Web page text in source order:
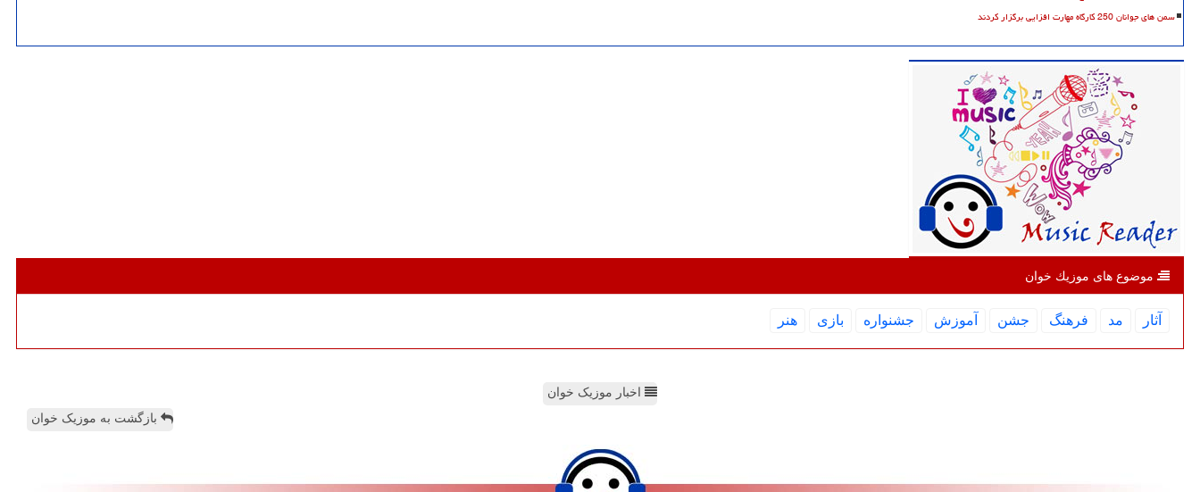
سمن های جوانان 250 کارگاه مهارت افزایی برگزار کردند
موضوع های موزیك خوان
آثار مد فرهنگ جشن آموزش جشنواره بازی هنر
اخبار موزیک خوان
بازگشت به موزیک خوان